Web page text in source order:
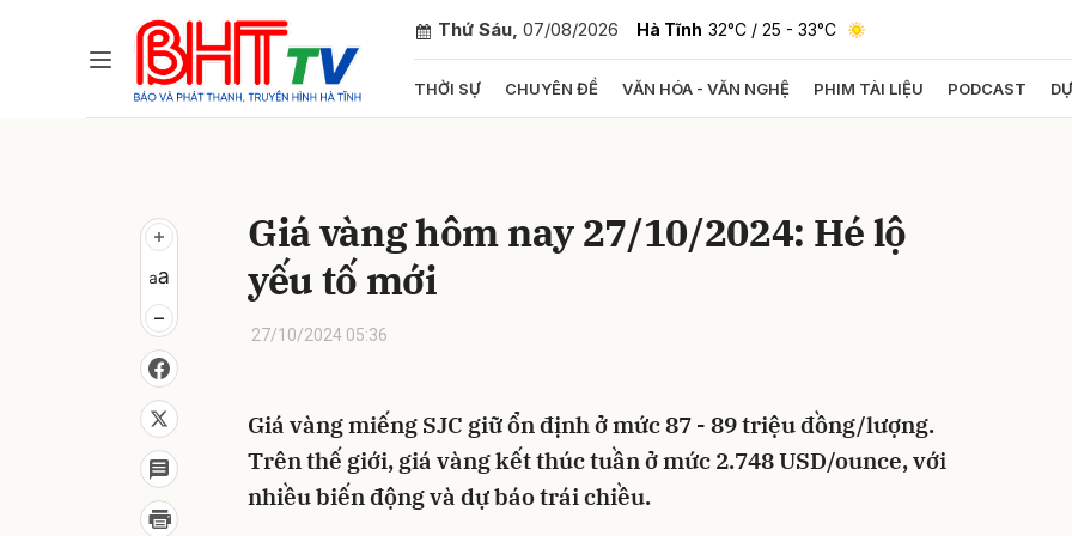
Thứ Sáu, 07/08/2026 Hà Tĩnh 32°C / 25 - 33°C
THỜI SỰ CHUYÊN ĐỀ VĂN HÓA - VĂN NGHỆ PHIM TÀI LIỆU PODCAST
Giá vàng hôm nay 27/10/2024: Hé lộ
yếu tố mới
27/10/2024 05:36
Giá vàng miếng SJC giữ ổn định ở mức 87 - 89 triệu đồng/lượng.
Trên thế giới, giá vàng kết thúc tuần ở mức 2.748 USD/ounce, với
nhiều biến động và dự báo trái chiều.
Gửi bình luận